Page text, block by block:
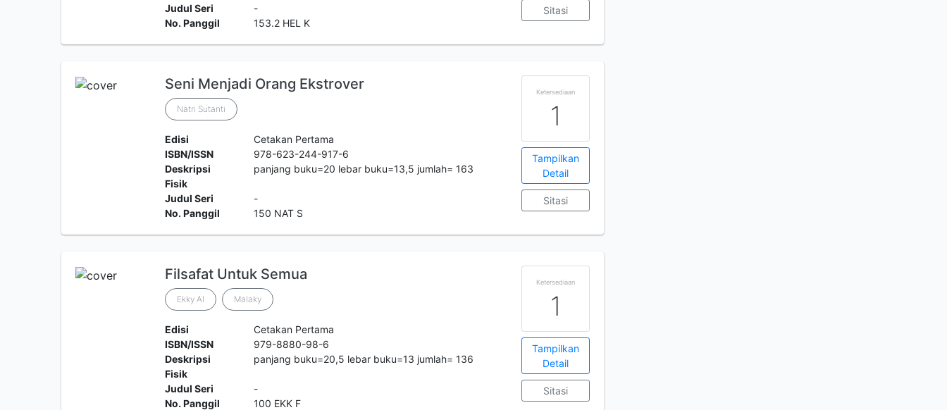
Judul Seri
-
No. Panggil
153.2 HEL K
Sitasi
Seni Menjadi Orang Ekstrover
Natri Sutanti
Edisi
Cetakan Pertama
ISBN/ISSN
978-623-244-917-6
Deskripsi
Fisik
panjang buku=20 lebar buku=13,5 jumlah= 163
Judul Seri
-
No. Panggil
150 NAT S
Ketersediaan
1
Tampilkan
Detail
Sitasi
Filsafat Untuk Semua
Ekky Al Malaky
Edisi
Cetakan Pertama
ISBN/ISSN
979-8880-98-6
Deskripsi
Fisik
panjang buku=20,5 lebar buku=13 jumlah= 136
Judul Seri
-
No. Panggil
100 EKK F
Ketersediaan
1
Tampilkan
Detail
Sitasi